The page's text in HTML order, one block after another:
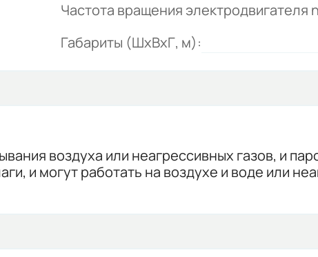
Частота вращения электродвигателя
Габариты (ШхВхГ, м):
воздуха или неагрессивных газов, и
и могут работать на воздухе и воде или